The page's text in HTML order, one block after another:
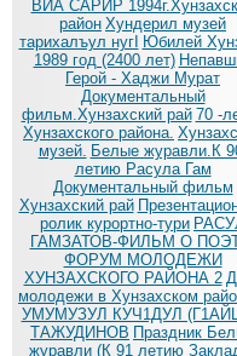
ВИА САРИР
район Хундерил музей
тарихалъул нугI Юбилей
1989 год (2400 лет)
Герой - Хаджи Мурат
Документальный
фильм.Хунзахский рай 70 -
Хунзахского района.
музей. Белые журавли.К
летию Расула Гам
Документальный фильм
Хунзахский рай
ролик курортно-тури
ГАМЗАТОВ-ФИЛЬМ О
ФОРУМ МОЛОДЕЖИ
ХУНЗАХСКОГО РАЙОНА 2
молодежи в Хунзахском
УМУМУЗУЛ КУЧ1ДУЛ
ТАЖУДИНОВ Праздник
журавли (К 91 летию